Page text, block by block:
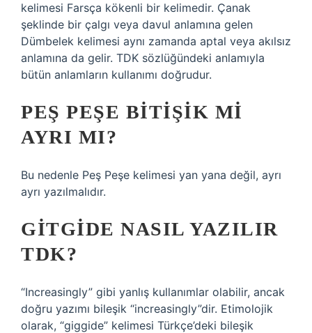
kelimesi Farsça kökenli bir kelimedir. Çanak
şeklinde bir çalgı veya davul anlamına gelen
Dümbelek kelimesi aynı zamanda aptal veya akılsız
anlamına da gelir. TDK sözlüğündeki anlamıyla
bütün anlamların kullanımı doğrudur.
PEŞ PEŞE BITIŞIK MI
AYRI MI?
Bu nedenle Peş Peşe kelimesi yan yana değil, ayrı
ayrı yazılmalıdır.
GITGIDE NASIL YAZILIR
TDK?
“Increasingly” gibi yanlış kullanımlar olabilir, ancak
doğru yazımı bileşik “increasingly”dir. Etimolojik
olarak, “giggide” kelimesi Türkçe’deki bileşik